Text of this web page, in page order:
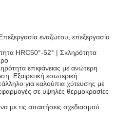
εναζώτου, επεξεργασία
HRC50°-52° | Σκληρότητα
επιφάνειας με ανώτερη
Εξαιρετική εσωτερική
για καλούπια χύτευσης με
σε υψηλές θερμοκρασίες
με τις απαιτήσεις σχεδιασμού